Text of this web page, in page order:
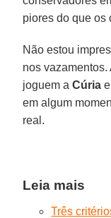
piores do que os
Não estou
nos
joguem aCúria
em algum
real.
Leia mais
Três